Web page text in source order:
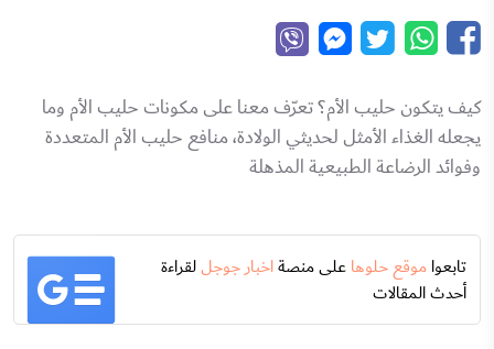
كيف يتكون حليب الأم؟ تعرّف معنا على مكونات حليب الأم وما
يجعله الغذاء الأمثل لحديثي الولادة، منافع حليب الأم المتعددة
وفوائد الرضاعة الطبيعية المذهلة
تابعواموقع حلوهاعلى منصةاخبار جوجللقراءة
أحدث المقالات